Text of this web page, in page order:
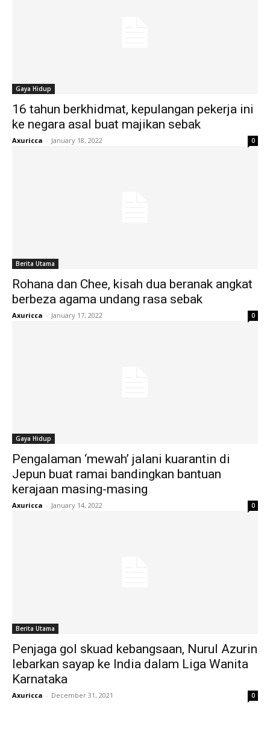
Gaya Hidup
16 tahun berkhidmat, kepulangan pekerja ini
ke negara asal buat majikan sebak
Axuricca - January 18, 2022 0
Berita Utama
Rohana dan Chee, kisah dua beranak angkat
berbeza agama undang rasa sebak
Axuricca - January 17, 2022 0
Gaya Hidup
Pengalaman ‘mewah’ jalani kuarantin di
Jepun buat ramai bandingkan bantuan
kerajaan masing-masing
Axuricca - January 14, 2022 0
Berita Utama
Penjaga gol skuad kebangsaan, Nurul Azurin
lebarkan sayap ke India dalam Liga Wanita
Karnataka
Axuricca - December 31, 2021 0